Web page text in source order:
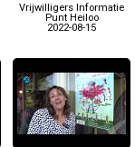
Vrijwilligers Informatie
Punt Heiloo
2022-08-15